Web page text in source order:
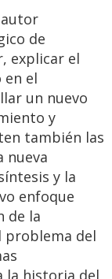
de
explicar el
en el
un nuevo
y
también las
nueva
y la
enfoque
de la
problema del
la historia del